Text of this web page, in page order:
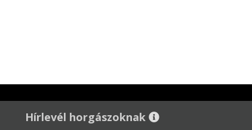
Hírlevél horgászoknak